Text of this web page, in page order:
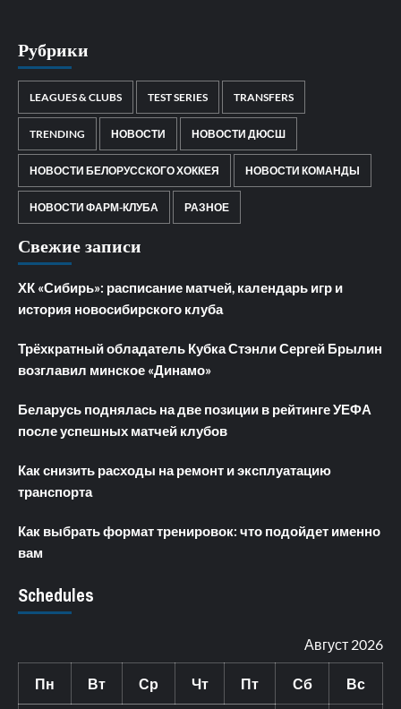
Рубрики
LEAGUES & CLUBS TEST SERIES TRANSFERS
TRENDING НОВОСТИ НОВОСТИ ДЮСШ
НОВОСТИ БЕЛОРУССКОГО ХОККЕЯ НОВОСТИ КОМАНДЫ
НОВОСТИ ФАРМ-КЛУБА РАЗНОЕ
Свежие записи
ХК «Сибирь»: расписание матчей, календарь игр и
история новосибирского клуба
Трёхкратный обладатель Кубка Стэнли Сергей Брылин
возглавил минское «Динамо»
Беларусь поднялась на две позиции в рейтинге УЕФА
после успешных матчей клубов
Как снизить расходы на ремонт и эксплуатацию
транспорта
Как выбрать формат тренировок: что подойдет именно
вам
Schedules
Август 2026
Пн Вт Ср Чт Пт Сб Вс